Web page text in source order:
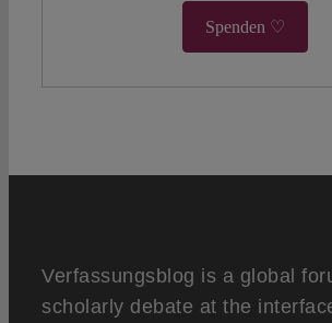
Spenden ♡
Verfassungsblog is a global
scholarly debate at the